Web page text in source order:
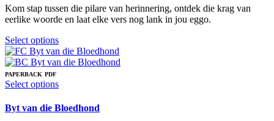
the
product
Kom stap tussen die pilare van herinnering, ontdek die krag van
eerlike woorde en laat elke vers nog lank in jou eggo.
Select optionsThis
product
has
variants.
options
PAPERBACK PDF
Select optionsThis
has
Byt van die Bloedhond